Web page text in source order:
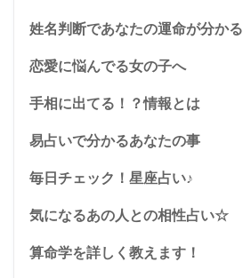
姓名判断であなたの運命が分かる
恋愛に悩んでる女の子へ
手相に出てる！？情報とは
易占いで分かるあなたの事
毎日チェック！星座占い♪
気になるあの人との相性占い☆
算命学を詳しく教えます！